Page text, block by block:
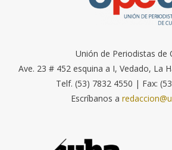
Unión de Periodistas de
Ave. 23 # 452 esquina a I, Vedado, La
Telf. (53) 7832 4550 | Fax:
Escríbanos a